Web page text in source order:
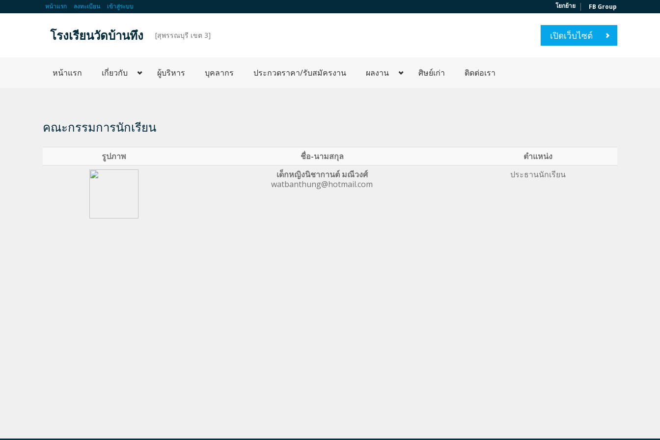
หน้าแรก ลงทะเบียน เข้าสู่ระบบ โยกย้าย | FB Group
โรงเรียนวัดบ้านทึง [สุพรรณบุรี เขต 3] เปิดเว็บไซต์
หน้าแรก เกี่ยวกับ ผู้บริหาร บุคลากร ประกวดราคา/รับสมัครงาน ผลงาน ศิษย์เก่า ติดต่อเรา
คณะกรรมการนักเรียน
รูปภาพ ชื่อ-นามสกุล
ตำแหน่ง
เด็กหญิงนิชากานต์ มณีวงศ์
watbanthung@hotmail.com
ประธานนักเรียน